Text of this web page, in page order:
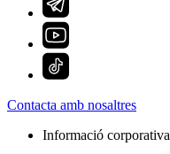
Contacta amb nosaltres
Informació corporativa